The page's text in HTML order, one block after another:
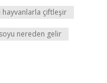
hayvanlarla çiftleşir
nereden gelir